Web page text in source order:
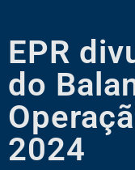
EPR
do
2024